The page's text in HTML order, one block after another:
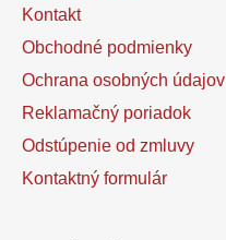
Kontakt
Obchodné podmienky
Ochrana osobných údajov
Reklamačný poriadok
Odstúpenie od zmluvy
Kontaktný formulár